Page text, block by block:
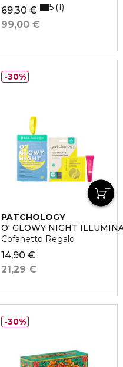
69,30 €
99,00 €
5 1
PATCHOLOGY
O' GLOWY NIGHT
Cofanetto Regalo
14,90 €
21,29 €
30%
30%